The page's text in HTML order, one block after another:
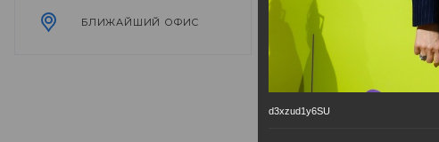
БЛИЖАЙШИЙ ОФИС
d3xzud1y6SU